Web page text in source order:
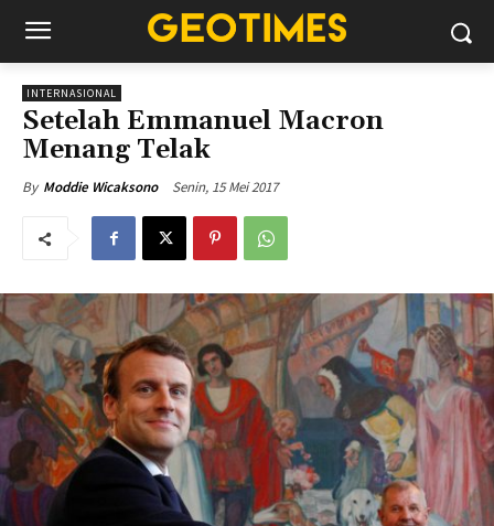
INTERNASIONAL
Setelah Emmanuel Macron
Menang Telak
By Moddie Wicaksono Senin, 15 Mei 2017